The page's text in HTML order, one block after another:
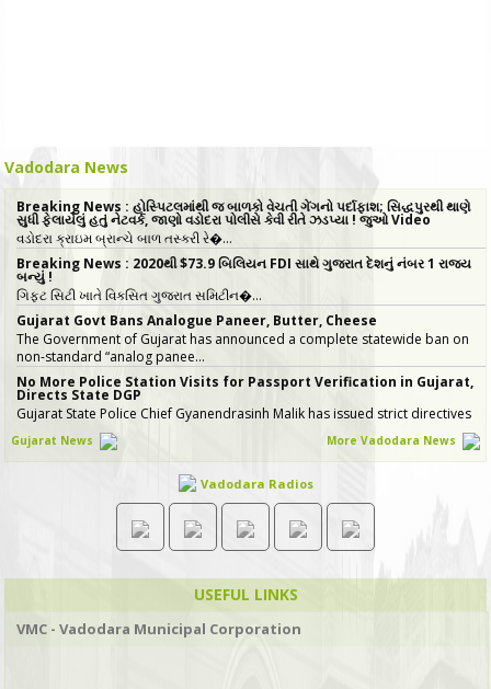
Vadodara News
Breaking News : હોસ્પિટલમાંથી જ બાળકો વેચતી ગેંગનો પર્દાફાશ; સિદ્ધપુરથી થાણે
સુધી ફેલાયેલું હતું નેટવર્ક, જાણો વડોદરા પોલીસે કેવી રીતે ઝડપ્યા ! જુઓ Video
વડોદરા ક્રાઇમ બ્રાન્ચે બાળ તસ્કરી રે�…
Breaking News : 2020થી $73.9 બિલિયન FDI સાથે ગુજરાત દેશનું નંબર 1 રાજ્ય
બન્યું !
ગિફ્ટ સિટી ખાતે વિકસિત ગુજરાત સમિટીન�…
Gujarat Govt Bans Analogue Paneer, Butter, Cheese
The Government of Gujarat has announced a complete statewide ban on
non-standard “analog panee…
No More Police Station Visits for Passport Verification in Gujarat,
Directs State DGP
Gujarat State Police Chief Gyanendrasinh Malik has issued strict directives
simplifying the passport…
સરકારી ખર્ચે કરો તીર્થયાત્રા, 15 રાજ્યોના વરિષ્ઠ નાગરિકો માટે ખાસ યોજના, જાણો કોણ
જો તમારી ઉંમર 60 વર્ષ કે તેથી વધુ છે અને �…
ICT emerges as a top Engineering course in demand in ACPC
admission season 2026 in Gujarat
Information & Communication Technology (ICT) has emerged as the top
20 ITIs and 17 Polytechnics identified in Gujarat for setting up Data
In Gujarat, 37 institutes have been identified for the establishment of Data
& AI Labs, comprisi…
Gujarat News More Vadodara News
Vadodara Radios
USEFUL LINKS
VMC - Vadodara Municipal Corporation